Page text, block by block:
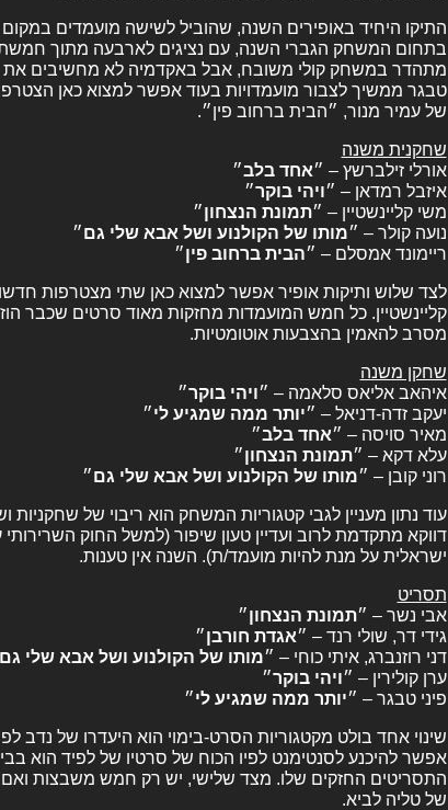
התיקו היחיד באופירים השנה, שהוביל לשישה מועמדים
בתחום המשחק הגברי השנה, עם נציגים לארבעה מתוך
מתהדר במשחק קולי משובח, אבל באקדמיה לא מחשיבים את
טבגר ממשיך לצבור מועמדויות בעוד אפשר למצוא כאן
של עמיר מנור, ״הבית ברחוב פין״.
שחקנית משנה
אורלי זילברשץ – ״אחד בלב״
איזבל רמדאן – ״ויהי בוקר״
משי קליינשטיין – ״תמונת הנצחון״
נועה קולר – ״מותו של הקולנוע ושל אבא שלי גם״
ריימונד אמסלם – ״הבית ברחוב פין״
לצד שלוש ותיקות אופיר אפשר למצוא כאן שתי מצטרפות
קליינשטיין. כל חמש המועמדות מחזקות מאוד סרטים שכבר
מסרב להאמין בהצבעות אוטומטיות.
שחקן משנה
איהאב אליאס סלאמה – ״ויהי בוקר״
יעקב זדה-דניאל – ״יותר ממה שמגיע לי״
מאיר סויסה – ״אחד בלב״
עלא דקא – ״תמונת הנצחון״
רוני קובן – ״מותו של הקולנוע ושל אבא שלי גם״
עוד נתון מעניין לגבי קטגוריות המשחק הוא ריבוי של
דווקא מתקדמת לרוב ועדיין טעון שיפור (למשל החוק
ישראלית על מנת להיות מועמד/ת). השנה אין טענות.
תסריט
אבי נשר – ״תמונת הנצחון״
גידי דר, שולי רנד – ״אגדת חורבן״
דני רוזנברג, איתי כוחי – ״מותו של הקולנוע ושל אבא שלי גם
ערן קולירין – ״ויהי בוקר״
פיני טבגר – ״יותר ממה שמגיע לי״
שינוי אחד בולט מקטגוריות הסרט-בימוי הוא היעדרו של נדב
אפשר להיכנע לסנטימנט לפיו הכוח של סרטיו של לפיד הוא
התסריטים החזקים שלו. מצד שלישי, יש רק חמש משבצות ואם
של טליה לביא.